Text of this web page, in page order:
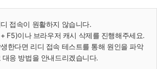
접속이 원활하지 않습니다.
F5)이나 브라우저 캐시 삭제를 진행해주세요.
한다면 리디 접속 테스트를 통해 원인을 파악
대응 방법을 안내드리겠습니다.